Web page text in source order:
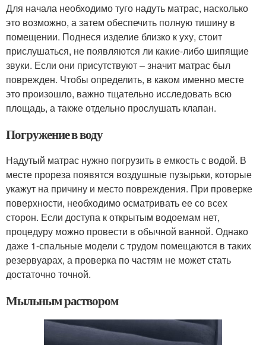
Для начала необходимо туго надуть матрас, насколько
это возможно, а затем обеспечить полную тишину в
помещении. Поднеся изделие близко к уху, стоит
прислушаться, не появляются ли какие-либо шипящие
звуки. Если они присутствуют – значит матрас был
поврежден. Чтобы определить, в каком именно месте
это произошло, важно тщательно исследовать всю
площадь, а также отдельно прослушать клапан.
Погружение в воду
Надутый матрас нужно погрузить в емкость с водой. В
месте прореза появятся воздушные пузырьки, которые
укажут на причину и место повреждения. При проверке
поверхности, необходимо осматривать ее со всех
сторон. Если доступа к открытым водоемам нет,
процедуру можно провести в обычной ванной. Однако
даже 1-спальные модели с трудом помещаются в таких
резервуарах, а проверка по частям не может стать
достаточно точной.
Мыльным раствором